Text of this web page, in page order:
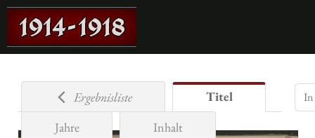
Ergebnisliste
Titel
Jahre
Inhalt